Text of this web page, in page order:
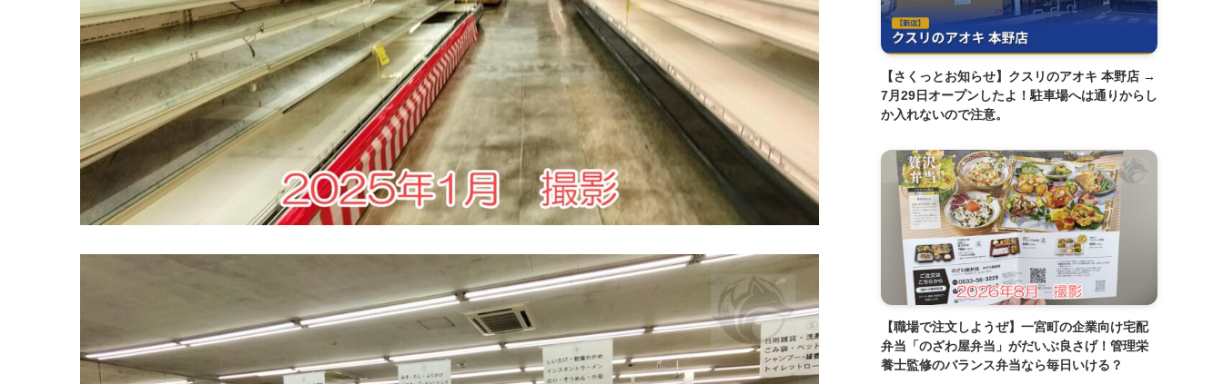
【さくっとお知らせ】クスリのアオキ 本野店 →
7月29日オープンしたよ！駐車場へは通りからし
か入れないので注意。
【職場で注文しようぜ】一宮町の企業向け宅配
弁当「のざわ屋弁当」がだいぶ良さげ！管理栄
養士監修のバランス弁当なら毎日いける？